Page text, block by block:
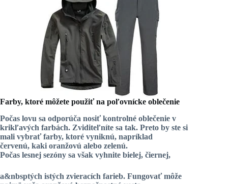
Farby, ktoré môžete použiť na poľovnícke oblečenie
Počas lovu sa odporúča nosiť kontrolné oblečenie v
krikľavých farbách. Zviditeľníte sa tak. Preto by ste si
mali vybrať farby, ktoré vyniknú, napríklad
červenú, kaki oranžovú alebo zelenú.
Počas lesnej sezóny sa však vyhnite bielej, čiernej,
a&nbsptých istých zvieracích farieb. Fungovať môže